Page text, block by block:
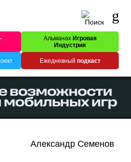
Альманах Игровая
Индустрия
Ежедневный подкаст
Александр Семенов